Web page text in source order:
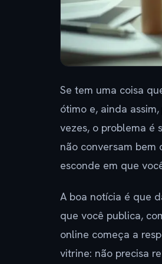
Se tem uma coisa
ótimo e, ainda
vezes, o problema é
não conversam bem
esconde em que
A boa notícia é que
que você publica,
online começa a
vitrine: não precisa